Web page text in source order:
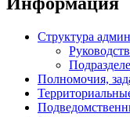
Структура
Полномочия,